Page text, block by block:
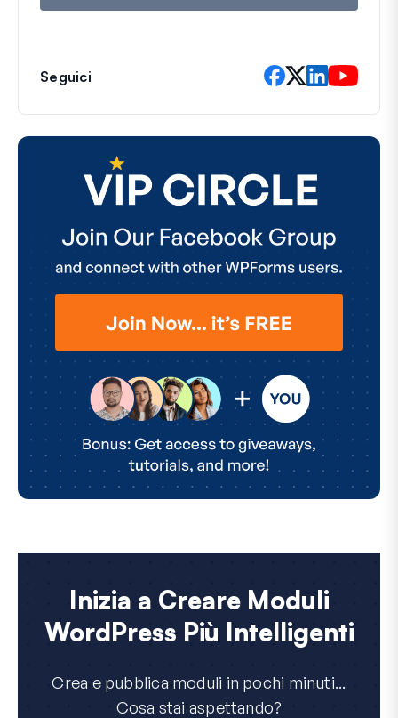
Seguici
Inizia a Creare Moduli
WordPress Più Intelligenti
Crea e pubblica moduli in pochi minuti...
Cosa stai aspettando?